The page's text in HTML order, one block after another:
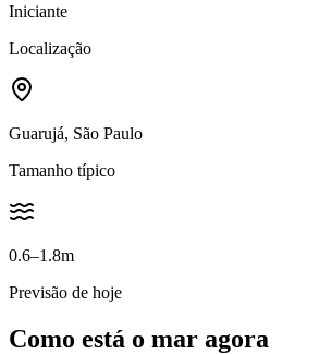
Iniciante
Localização
Guarujá, São Paulo
Tamanho típico
0.6–1.8m
Previsão de hoje
Como está o mar agora